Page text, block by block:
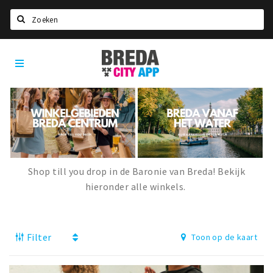
Home
Agenda
Deals
Party pics
Nieuws, interviews & blogs
Recreatief
Breda
City
App
Shop till you drop in de Baronie van Breda! Bekijk
hieronder alle winkels.
Filter Toon op de kaart